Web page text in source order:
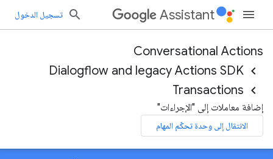
Assistant تسجيل الدخول
Conversational Actions
Dialogflow and legacy Actions SDK
Transactions
إضافة معاملات إلى "الإجراءات"
الانتقال إلى وحدة تحكّم المهام